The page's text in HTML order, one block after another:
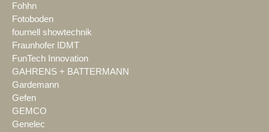
Fohhn
Fotoboden
fournell showtechnik
Fraunhofer IDMT
FunTech Innovation
GAHRENS + BATTERMANN
Gardemann
Gefen
GEMCO
Genelec